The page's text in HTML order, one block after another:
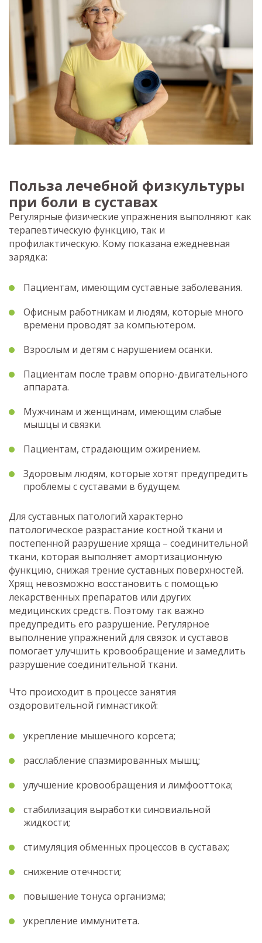
Польза лечебной физкультуры
при боли в суставах
Регулярные физические упражнения выполняют как
терапевтическую функцию, так и
профилактическую. Кому показана ежедневная
зарядка:
Пациентам, имеющим суставные заболевания.
Офисным работникам и людям, которые много
времени проводят за компьютером.
Взрослым и детям с нарушением осанки.
Пациентам после травм опорно-двигательного
аппарата.
Мужчинам и женщинам, имеющим слабые
мышцы и связки.
Пациентам, страдающим ожирением.
Здоровым людям, которые хотят предупредить
проблемы с суставами в будущем.
Для суставных патологий характерно
патологическое разрастание костной ткани и
постепенной разрушение хряща – соединительной
ткани, которая выполняет амортизационную
функцию, снижая трение суставных поверхностей.
Хрящ невозможно восстановить с помощью
лекарственных препаратов или других
медицинских средств. Поэтому так важно
предупредить его разрушение. Регулярное
выполнение упражнений для связок и суставов
помогает улучшить кровообращение и замедлить
разрушение соединительной ткани.
Что происходит в процессе занятия
оздоровительной гимнастикой:
укрепление мышечного корсета;
расслабление спазмированных мышц;
улучшение кровообращения и лимфооттока;
стабилизация выработки синовиальной
жидкости;
стимуляция обменных процессов в суставах;
снижение отечности;
повышение тонуса организма;
укрепление иммунитета.